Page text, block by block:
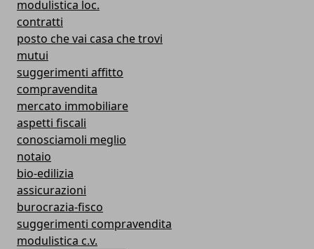
modulistica loc.
contratti
posto che vai casa che trovi
mutui
suggerimenti affitto
compravendita
mercato immobiliare
aspetti fiscali
conosciamoli meglio
notaio
bio-edilizia
assicurazioni
burocrazia-fisco
suggerimenti compravendita
modulistica c.v.